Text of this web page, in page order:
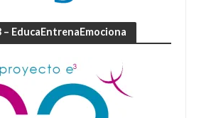
EducaEntrenaEmociona